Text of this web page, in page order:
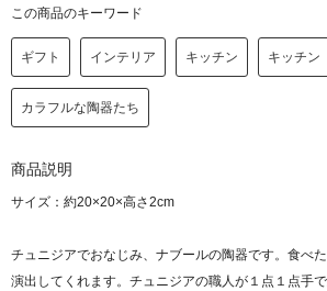
この商品のキーワード
ギフト インテリア キッチン キッチン
カラフルな陶器たち
商品説明
サイズ：約20×20×高さ2cm
チュニジアでおなじみ、ナブールの陶器です。食べ
演出してくれます。チュニジアの職人が１点１点手で